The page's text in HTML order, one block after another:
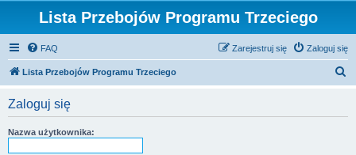
Lista Przebojów Programu Trzeciego
FAQ Zaloguj się
Zarejestruj się
Lista Przebojów Programu Trzeciego
Zaloguj się
Nazwa użytkownika: